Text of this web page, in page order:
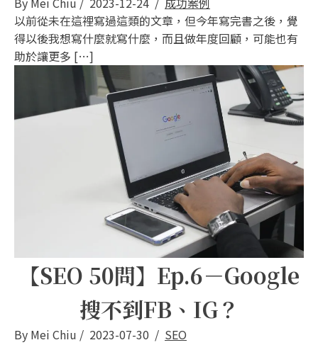
以前從未在這裡寫過這類的文章，但今年寫完書之後，覺
得以後我想寫什麼就寫什麼，而且做年度回顧，可能也有
助於讓更多 […]
【SEO 50問】Ep.6－Google
搜不到FB、IG？
By Mei Chiu / 2023-07-30 / SEO